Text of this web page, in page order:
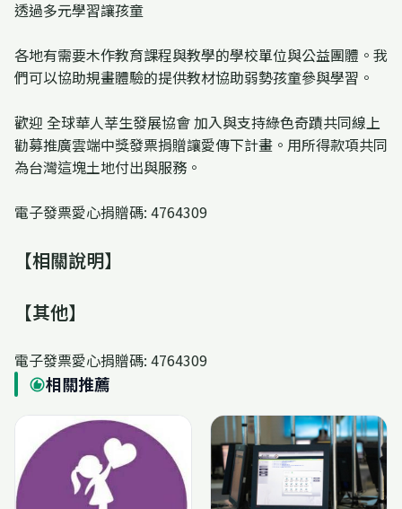
透過多元學習讓孩童
各地有需要木作教育課程與教學的學校單位與公益團體。我
們可以協助規畫體驗的提供教材協助弱勢孩童參與學習。
歡迎 全球華人莘生發展協會 加入與支持綠色奇蹟共同線上
勸募推廣雲端中獎發票捐贈讓愛傳下計畫。用所得款項共同
為台灣這塊土地付出與服務。
電子發票愛心捐贈碼: 4764309
【相關說明】
【其他】
電子發票愛心捐贈碼: 4764309
recommend相關推薦